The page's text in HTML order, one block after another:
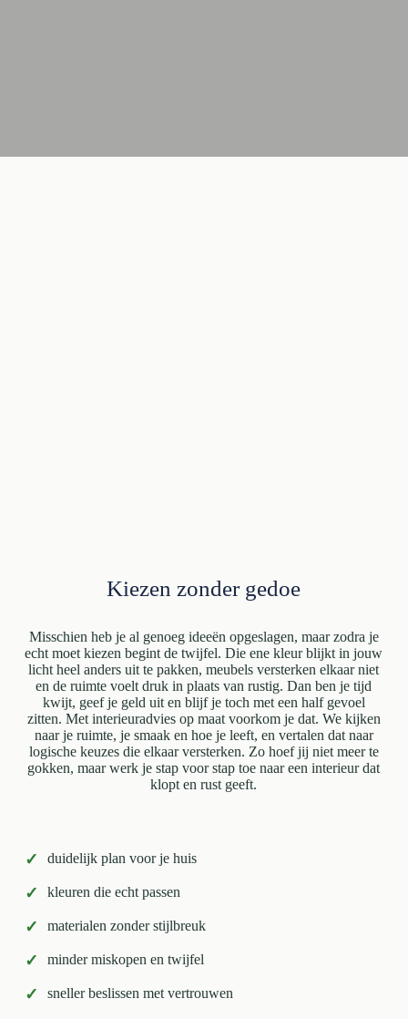
Kiezen zonder gedoe
Misschien heb je al genoeg ideeën opgeslagen, maar zodra je
echt moet kiezen begint de twijfel. Die ene kleur blijkt in jouw
licht heel anders uit te pakken, meubels versterken elkaar niet
en de ruimte voelt druk in plaats van rustig. Dan ben je tijd
kwijt, geef je geld uit en blijf je toch met een half gevoel
zitten. Met interieuradvies op maat voorkom je dat. We kijken
naar je ruimte, je smaak en hoe je leeft, en vertalen dat naar
logische keuzes die elkaar versterken. Zo hoef jij niet meer te
gokken, maar werk je stap voor stap toe naar een interieur dat
klopt en rust geeft.
✓ duidelijk plan voor je huis
✓ kleuren die echt passen
✓ materialen zonder stijlbreuk
✓ minder miskopen en twijfel
✓ sneller beslissen met vertrouwen